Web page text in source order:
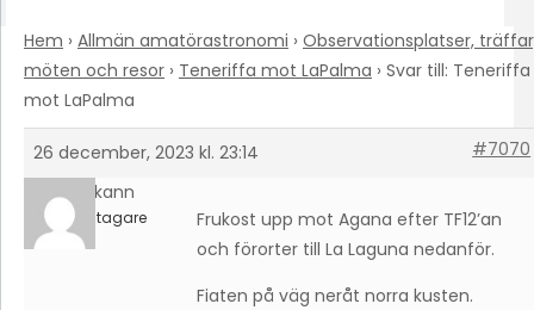
Hem › Allmän amatörastronomi › Observationsplatser,
möten och resor › Teneriffa mot LaPalma › Svar till: Teneriffa
mot LaPalma
26 december, 2023 kl. 23:14
#7070
Hakann
Deltagare
Frukost upp mot Agana efter TF12’an
och förorter till La Laguna nedanför.
Fiaten på väg neråt norra kusten.